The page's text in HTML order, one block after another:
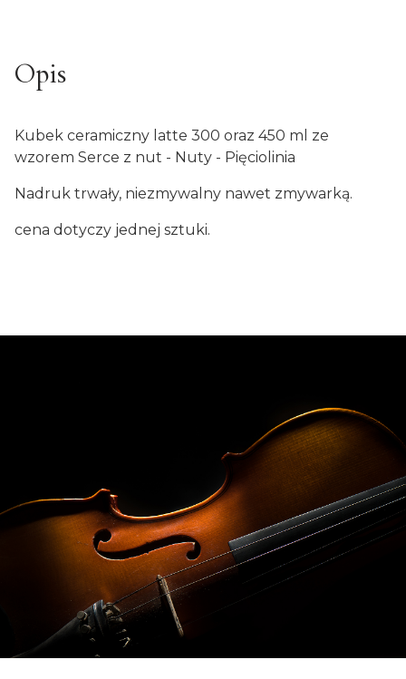
Opis
Kubek ceramiczny latte 300 oraz 450 ml ze
wzorem Serce z nut - Nuty - Pięciolinia
Nadruk trwały, niezmywalny nawet zmywarką.
cena dotyczy jednej sztuki.